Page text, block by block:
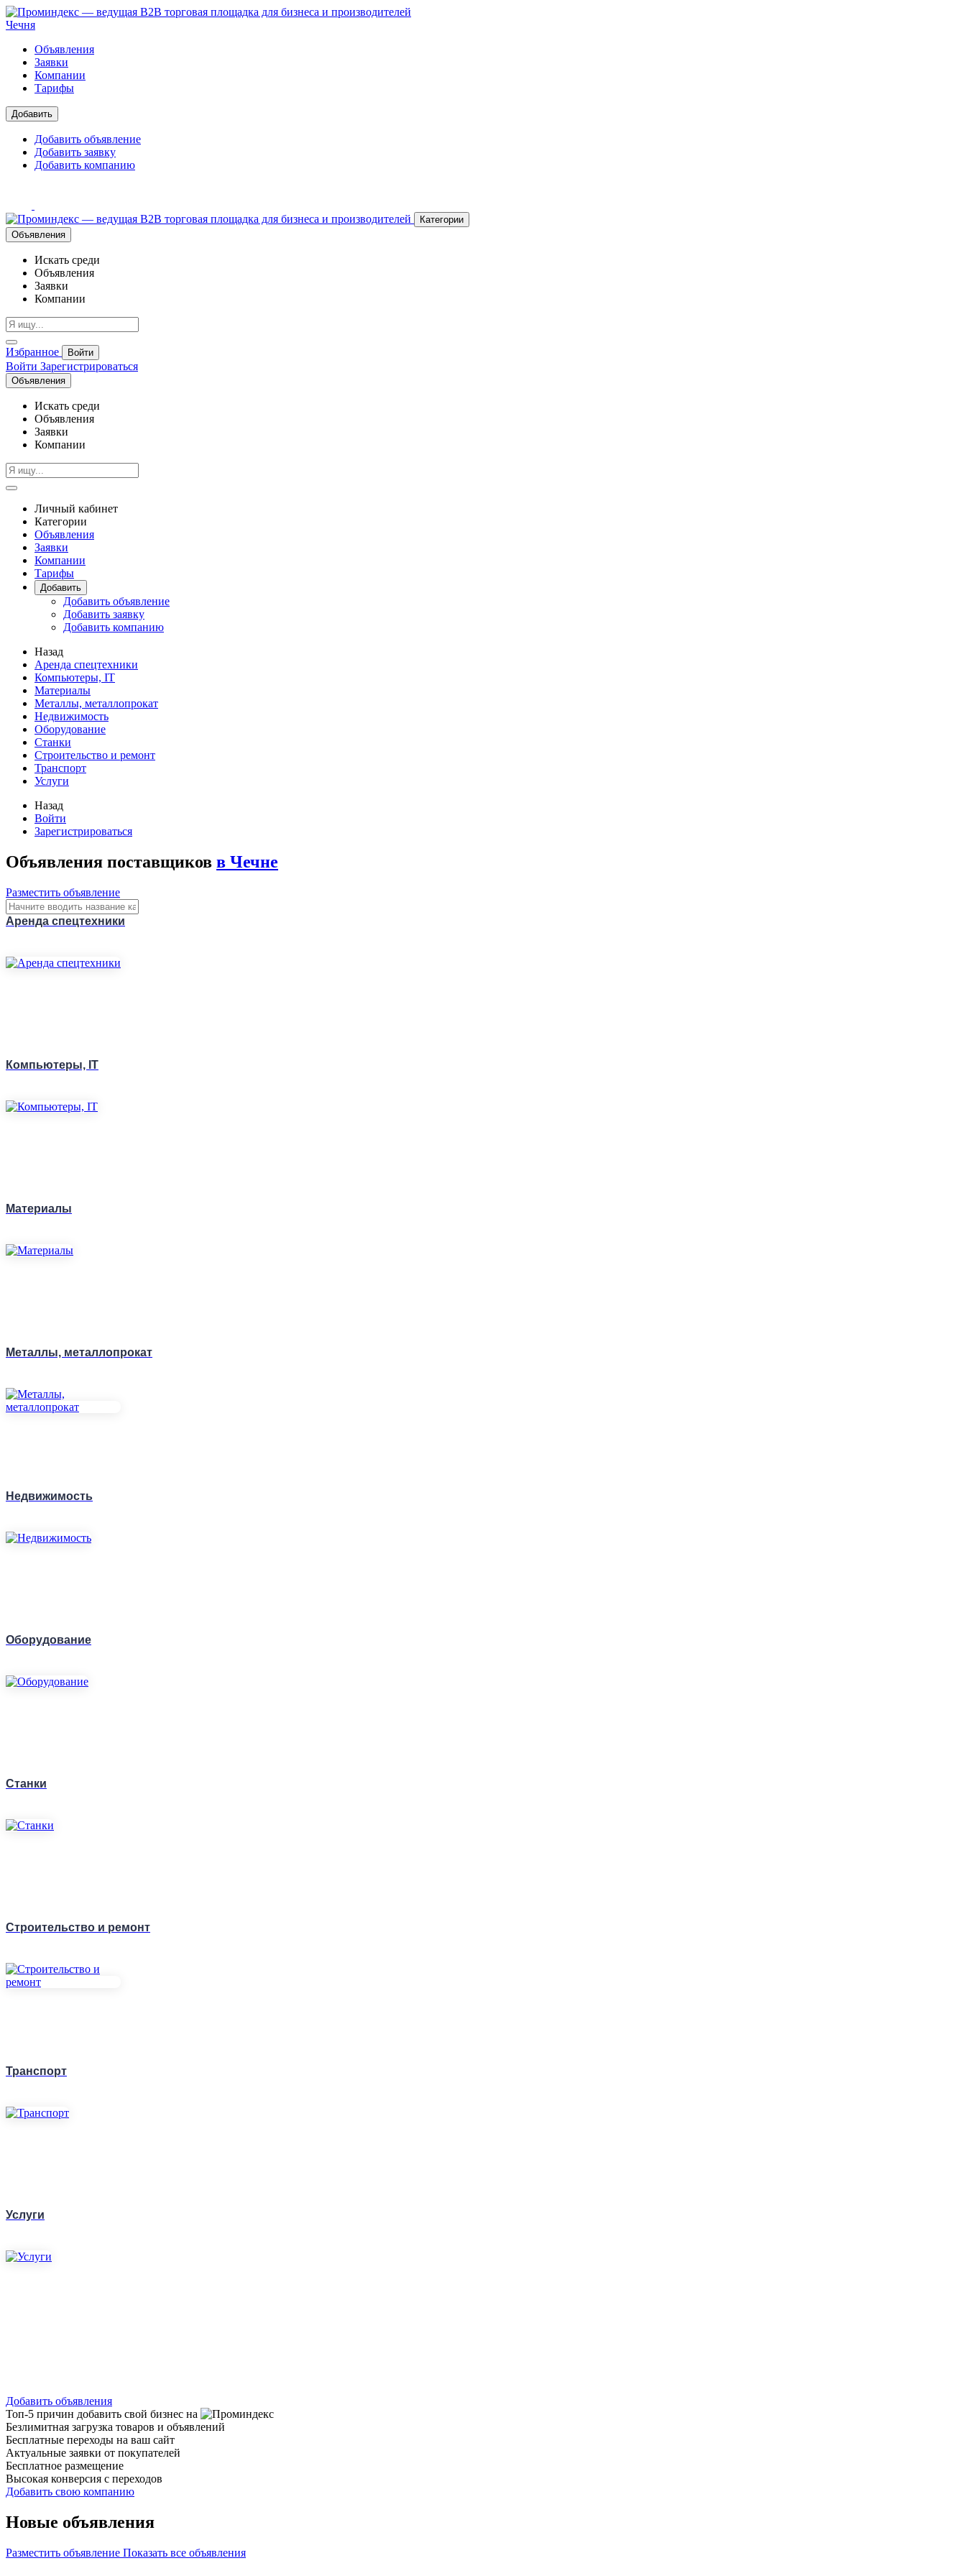
Чечня
Объявления
Заявки
Компании
Тарифы
Добавить
Добавить объявление
Добавить заявку
Добавить компанию
Категории
Объявления
Искать среди
Объявления
Заявки
Компании
Избранное Войти
Войти Зарегистрироваться
Объявления
Искать среди
Объявления
Заявки
Компании
Личный кабинет
Категории
Объявления
Заявки
Компании
Тарифы
Добавить
Добавить объявление
Добавить заявку
Добавить компанию
Назад
Аренда спецтехники
Компьютеры, IT
Материалы
Металлы, металлопрокат
Недвижимость
Оборудование
Станки
Строительство и ремонт
Транспорт
Услуги
Назад
Войти
Зарегистрироваться
Объявления поставщиков в Чечне
Разместить объявление
Аренда спецтехники
Компьютеры, IT
Материалы
Металлы, металлопрокат
Недвижимость
Оборудование
Станки
Строительство и ремонт
Транспорт
Услуги
Добавить объявления
Топ-5 причин добавить свой бизнес на
Безлимитная загрузка товаров и объявлений
Бесплатные переходы на ваш сайт
Актуальные заявки от покупателей
Бесплатное размещение
Высокая конверсия с переходов
Добавить свою компанию
Новые объявления
Разместить объявление Показать все объявления